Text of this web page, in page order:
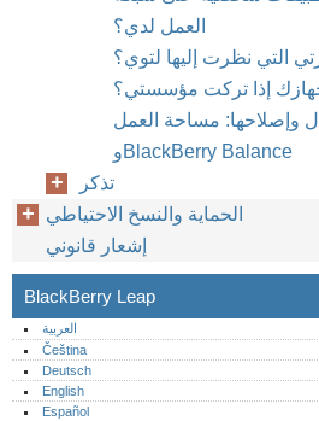
العمل لدي؟
التي نظرت إليها لتوي؟
جهازك إذا تركت مؤسستي؟
وإصلاحها: مساحة العمل
وBlackBerry Balance
تذكر
الحماية والنسخ الاحتياطي
إشعار قانوني
BlackBerry Leap
العربية
Čeština
Deutsch
English
Español